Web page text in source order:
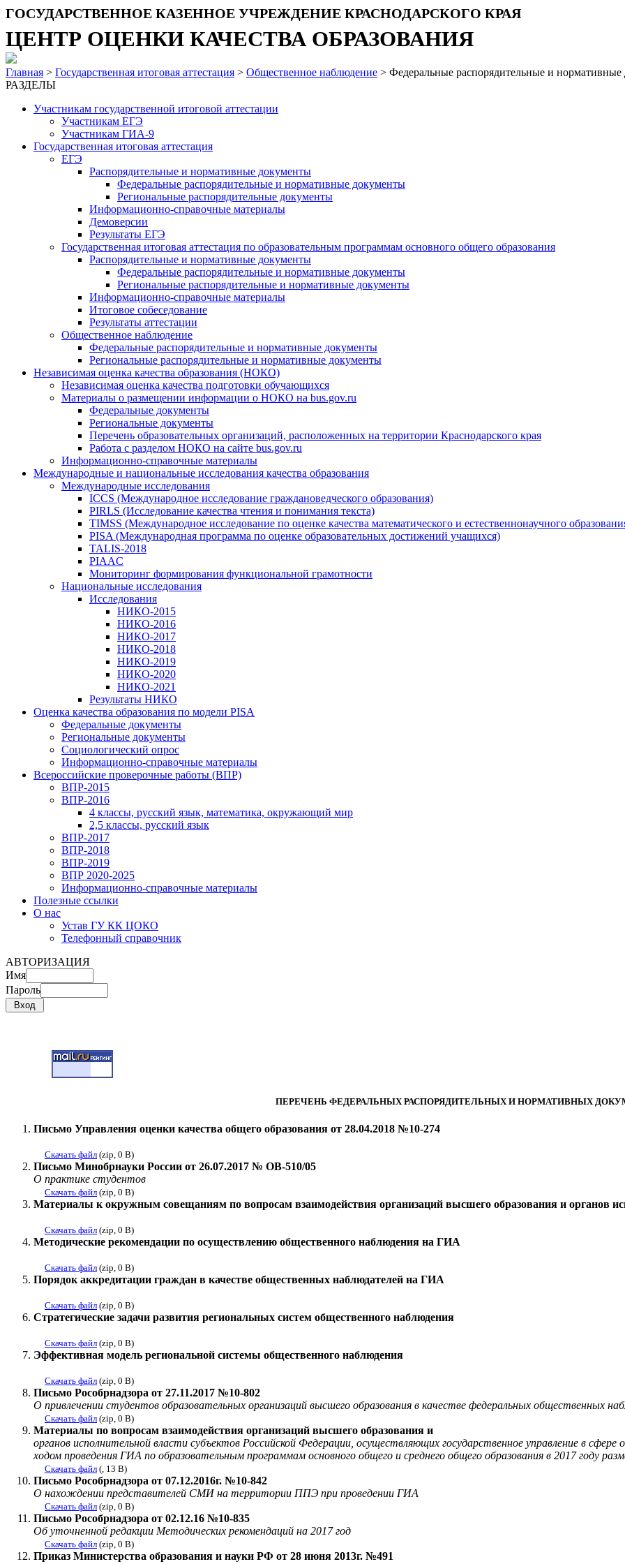
ГОСУДАРСТВЕННОЕ КАЗЕННОЕ УЧРЕЖДЕНИЕ КРАСНОДАРСКОГО КРАЯ
ЦЕНТР ОЦЕНКИ КАЧЕСТВА ОБРАЗОВАНИЯ
Главная > Государственная итоговая аттестация > Общественное наблюдение > Федеральные распорядительные и
РАЗДЕЛЫ
Участникам государственной итоговой аттестации
Участникам ЕГЭ
Участникам ГИА-9
Государственная итоговая аттестация
ЕГЭ
Распорядительные и нормативные документы
Федеральные распорядительные и нормативные документы
Региональные распорядительные документы
Информационно-справочные материалы
Демоверсии
Результаты ЕГЭ
Государственная итоговая аттестация по образовательным программам основного общего образования
Распорядительные и нормативные документы
Федеральные распорядительные и нормативные документы
Региональные распорядительные и нормативные документы
Информационно-справочные материалы
Итоговое собеседование
Результаты аттестации
Общественное наблюдение
Федеральные распорядительные и нормативные документы
Региональные распорядительные и нормативные документы
Независимая оценка качества образования (НОКО)
Независимая оценка качества подготовки обучающихся
Материалы о размещении информации о НОКО на bus.gov.ru
Федеральные документы
Региональные документы
Перечень образовательных организаций, расположенных на территории Краснодарского края
Работа с разделом НОКО на сайте bus.gov.ru
Информационно-справочные материалы
Международные и национальные исследования качества образования
Международные исследования
ICCS (Международное исследование граждановедческого образования)
PIRLS (Исследование качества чтения и понимания текста)
TIMSS (Международное исследование по оценке качества математического и естественнонаучного
PISA (Международная программа по оценке образовательных достижений учащихся)
TALIS-2018
PIAAC
Мониторинг формирования функциональной грамотности
Национальные исследования
Исследования
НИКО-2015
НИКО-2016
НИКО-2017
НИКО-2018
НИКО-2019
НИКО-2020
НИКО-2021
Результаты НИКО
Оценка качества образования по модели PISA
Федеральные документы
Региональные документы
Социологический опрос
Информационно-справочные материалы
Всероссийские проверочные работы (ВПР)
ВПР-2015
ВПР-2016
4 классы, русский язык, математика, окружающий мир
2,5 классы, русский язык
ВПР-2017
ВПР-2018
ВПР-2019
ВПР 2020-2025
Информационно-справочные материалы
Полезные ссылки
О нас
Устав ГУ КК ЦОКО
Телефонный справочник
АВТОРИЗАЦИЯ
Имя
Пароль
ПЕРЕЧЕНЬ ФЕДЕРАЛЬНЫХ РАСПОРЯДИТЕЛЬНЫХ И НОРМАТИВНЫХ
Письмо Управления оценки качества общего образования от 28.04.2018 №10-274
Скачать файл (zip, 0 B)
Письмо Минобрнауки России от 26.07.2017 № ОВ-510/05
О практике студентов
Скачать файл (zip, 0 B)
Материалы к окружным совещаниям по вопросам взаимодействия организаций высшего образования и органов
Скачать файл (zip, 0 B)
Методические рекомендации по осуществлению общественного наблюдения на ГИА
Скачать файл (zip, 0 B)
Порядок аккредитации граждан в качестве общественных наблюдателей на ГИА
Скачать файл (zip, 0 B)
Стратегические задачи развития региональных систем общественного наблюдения
Скачать файл (zip, 0 B)
Эффективная модель региональной системы общественного наблюдения
Скачать файл (zip, 0 B)
Письмо Рособрнадзора от 27.11.2017 №10-802
О привлечении студентов образовательных организаций высшего образования в качестве федеральных общественных
Скачать файл (zip, 0 B)
Материалы по вопросам взаимодействия организаций высшего образования и
органов исполнительной власти субъектов Российской Федерации, осуществляющих государственное управление в сфере
ходом проведения ГИА по образовательным программам основного общего и среднего общего образования в 2017 году
Скачать файл (, 13 B)
Письмо Рособрнадзора от 07.12.2016г. №10-842
О нахождении представителей СМИ на территории ППЭ при проведении ГИА
Скачать файл (zip, 0 B)
Письмо Рособрнадзора от 02.12.16 №10-835
Об уточненной редакции Методических рекомендаций на 2017 год
Скачать файл (zip, 0 B)
Приказ Министерства образования и науки РФ от 28 июня 2013г. №491